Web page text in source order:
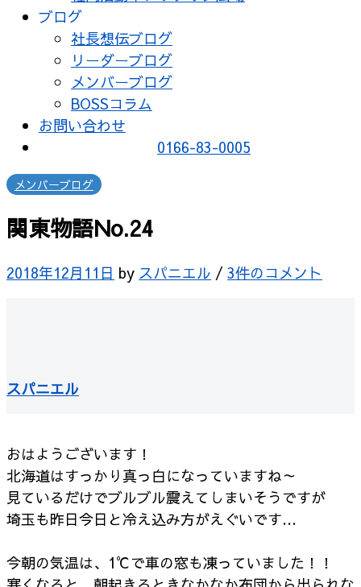
ブログ
社長想伝ブログ
リーダーブログ
メンバーブログ
BOSSコラム
お問い合わせ
0166-83-0005
メンバーブログ
関東物語No.24
2018年12月11日 by スパニエル / 3件のコメント
スパニエル
おはようございます！
北海道はすっかり真っ白になっていますね～
見ているだけでブルブル震えてしまいそうですが
埼玉も昨日今日と冷え込み方がえぐいです…
今朝の気温は、1℃で車の窓も凍っていました！！